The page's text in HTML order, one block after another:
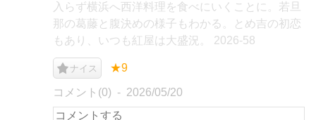
入らず横浜へ西洋料理を食べにいくことに。若旦
那の葛藤と腹決めの様子もわかる。とめ吉の初恋
もあり、いつも紅屋は大盛況。 2026-58
ナイス ★9
コメント(0) 2026/05/20